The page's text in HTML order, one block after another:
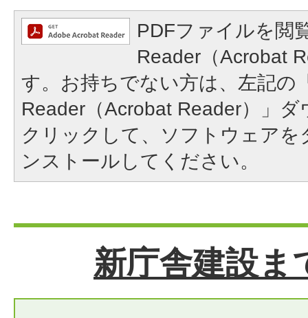
PDFファイルを閲
Reader（Acrobat
す。お持ちでない方は、左記の
Reader（Acrobat Reader）」
クリックして、ソフトウェア
ンストールしてください。
新庁舎建設ま